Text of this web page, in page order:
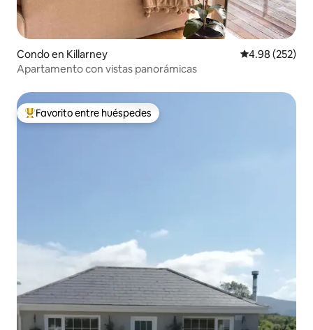
Condo en Killarney Calificación
4.98 (252)
Apartamento con vistas panorámicas
Favorito entre huéspedes preferido
Favorito entre huéspedes